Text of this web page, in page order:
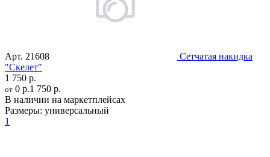
Арт. 21608
Сетчатая накидка
"Скелет"
1 750 р.
от 0 р.1 750 р.
В наличии на маркетплейсах
Размеры: универсальный
1